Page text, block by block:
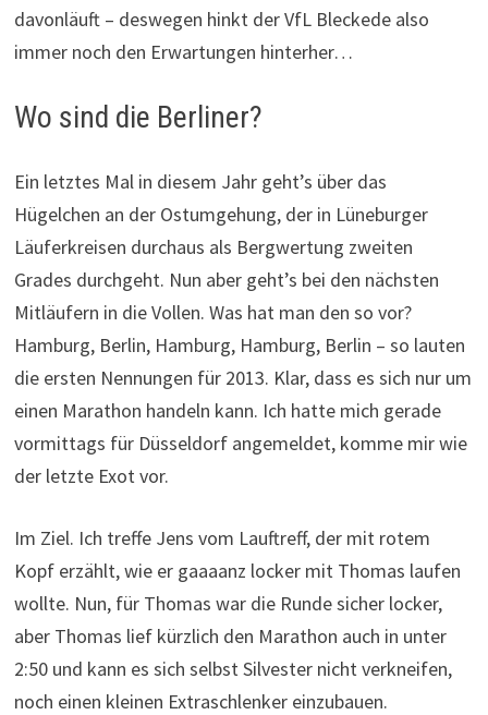
davonläuft – deswegen hinkt der VfL Bleckede also
immer noch den Erwartungen hinterher…
Wo sind die Berliner?
Ein letztes Mal in diesem Jahr geht’s über das
Hügelchen an der Ostumgehung, der in Lüneburger
Läuferkreisen durchaus als Bergwertung zweiten
Grades durchgeht. Nun aber geht’s bei den nächsten
Mitläufern in die Vollen. Was hat man den so vor?
Hamburg, Berlin, Hamburg, Hamburg, Berlin – so lauten
die ersten Nennungen für 2013. Klar, dass es sich nur um
einen Marathon handeln kann. Ich hatte mich gerade
vormittags für Düsseldorf angemeldet, komme mir wie
der letzte Exot vor.
Im Ziel. Ich treffe Jens vom Lauftreff, der mit rotem
Kopf erzählt, wie er gaaaanz locker mit Thomas laufen
wollte. Nun, für Thomas war die Runde sicher locker,
aber Thomas lief kürzlich den Marathon auch in unter
2:50 und kann es sich selbst Silvester nicht verkneifen,
noch einen kleinen Extraschlenker einzubauen.